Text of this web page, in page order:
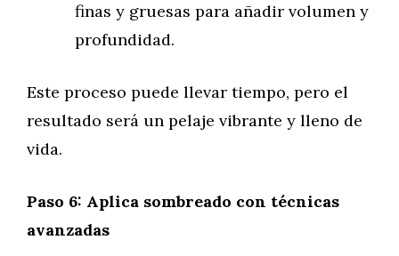
finas y gruesas para añadir volumen y
profundidad.
Este proceso puede llevar tiempo, pero el
resultado será un pelaje vibrante y lleno de
vida.
Paso 6: Aplica sombreado con técnicas
avanzadas